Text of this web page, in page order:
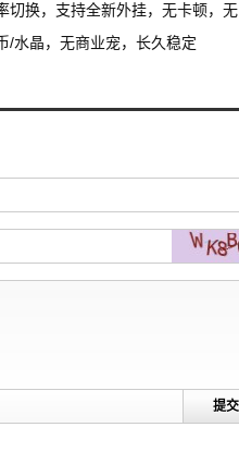
支持全新外挂，无卡顿，无花屏，限7开
/水晶，无商业宠，长久稳定